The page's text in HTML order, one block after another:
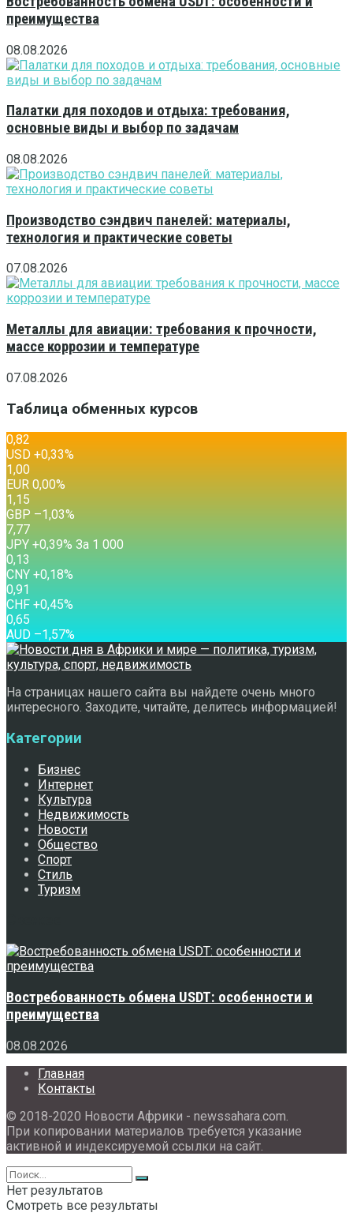
преимущества
08.08.2026
Палатки для походов и отдыха: требования,
основные виды и выбор по задачам
08.08.2026
Производство сэндвич панелей: материалы,
технология и практические советы
07.08.2026
Металлы для авиации: требования к прочности,
массе коррозии и температуре
07.08.2026
Таблица обменных курсов
0,82
USD +0,33%
1,00
EUR 0,00%
1,15
GBP –1,03%
7,77
JPY +0,39% За 1 000
0,13
CNY +0,18%
0,91
CHF +0,45%
0,65
AUD –1,57%
На страницах нашего сайта вы найдете очень много
интересного. Заходите, читайте, делитесь информацией!
Категории
Бизнес
Интернет
Культура
Недвижимость
Новости
Общество
Спорт
Стиль
Туризм
Востребованность обмена USDT: особенности и
преимущества
08.08.2026
Главная
Контакты
© 2018-2020 Новости Африки - newssahara.com.
При копировании материалов требуется указание
активной и индексируемой ссылки на сайт.
Нет результатов
Смотреть все результаты